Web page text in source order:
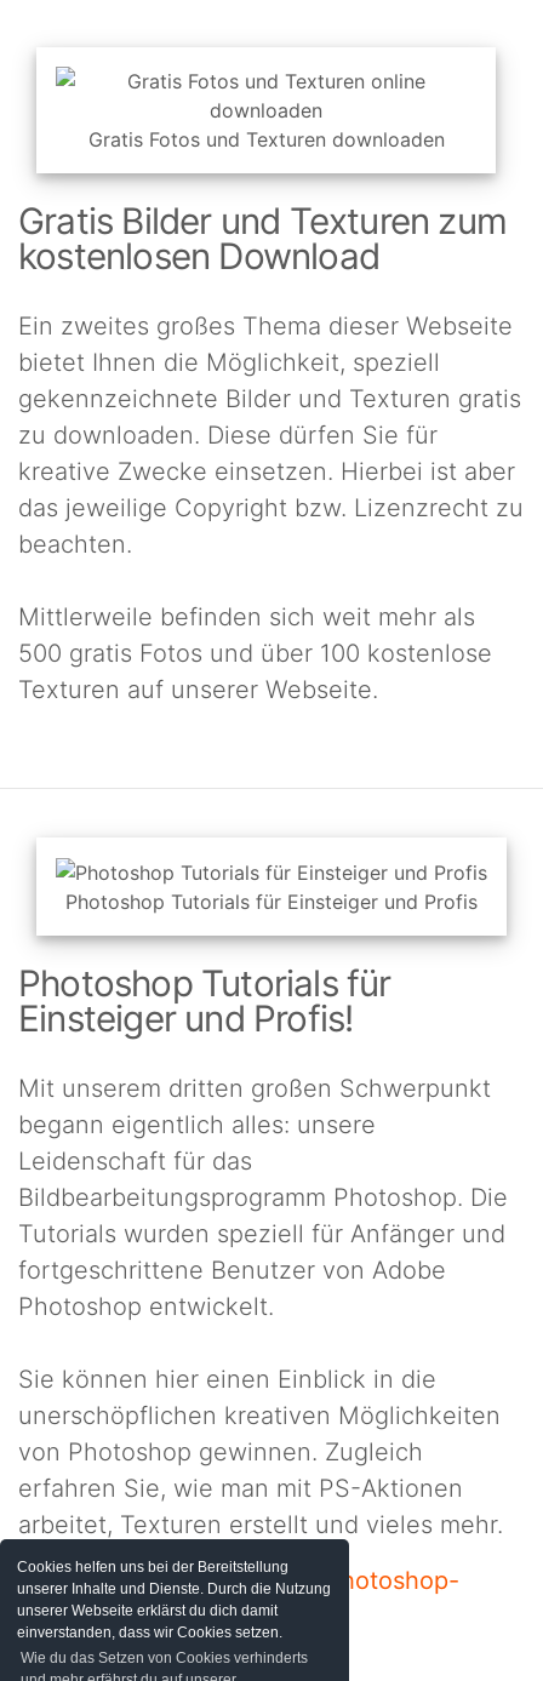
Cookies helfen uns bei der Bereitstellung
unserer Inhalte und Dienste. Durch die Nutzung
unserer Webseite erklärst du dich damit
einverstanden, dass wir Cookies setzen.
Wie du das Setzen von Cookies verhinderts
Gratis Fotos und Texturen downloaden
Gratis Bilder und Texturen zum
kostenlosen Download
Ein zweites großes Thema dieser Webseite
bietet Ihnen die Möglichkeit, speziell
gekennzeichnete Bilder und Texturen gratis
zu downloaden. Diese dürfen Sie für
kreative Zwecke einsetzen. Hierbei ist aber
das jeweilige Copyright bzw. Lizenzrecht zu
beachten.
Mittlerweile befinden sich weit mehr als
500 gratis Fotos und über 100 kostenlose
Texturen auf unserer Webseite.
Photoshop Tutorials für Einsteiger und Profis
Photoshop Tutorials für
Einsteiger und Profis!
Mit unserem dritten großen Schwerpunkt
begann eigentlich alles: unsere
Leidenschaft für das
Bildbearbeitungsprogramm Photoshop. Die
Tutorials wurden speziell für Anfänger und
fortgeschrittene Benutzer von Adobe
Photoshop entwickelt.
Sie können hier einen Einblick in die
unerschöpflichen kreativen Möglichkeiten
von Photoshop gewinnen. Zugleich
erfahren Sie, wie man mit PS-Aktionen
arbeitet, Texturen erstellt und vieles mehr.
Und nun viel Spaß auf derPhotoshop-
Entdeckungstour!